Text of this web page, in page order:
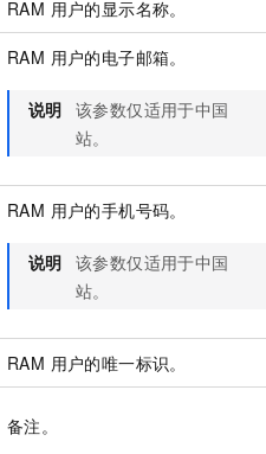
RAM 用户的显示名称。
RAM 用户的电子邮箱。
说明 该参数仅适用于中国
站。
RAM 用户的手机号码。
说明 该参数仅适用于中国
站。
RAM 用户的唯一标识。
备注。